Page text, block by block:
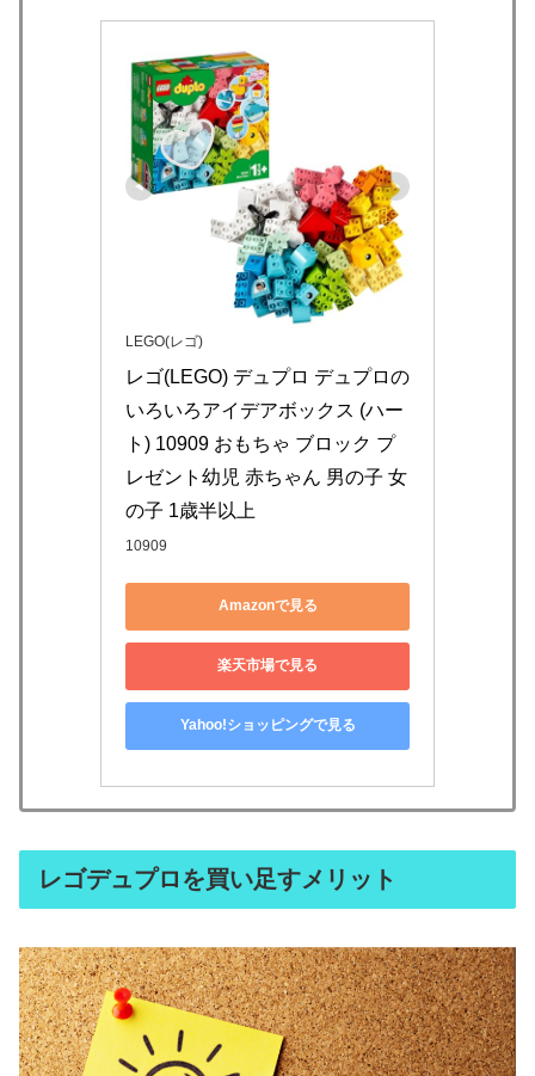
LEGO(レゴ)
レゴ(LEGO) デュプロ デュプロの
いろいろアイデアボックス (ハー
ト) 10909 おもちゃ ブロック プ
レゼント幼児 赤ちゃん 男の子 女
の子 1歳半以上
10909
Amazonで見る
楽天市場で見る
Yahoo!ショッピングで見る
レゴデュプロを買い足すメリット